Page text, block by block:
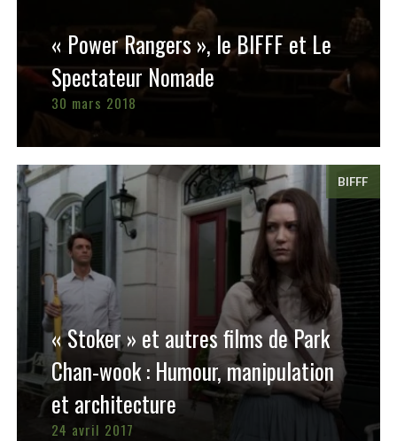
« Power Rangers », le BIFFF et Le
Spectateur Nomade
30 mars 2018
BIFFF
« Stoker » et autres films de Park
Chan-wook : Humour, manipulation
et architecture
24 avril 2017